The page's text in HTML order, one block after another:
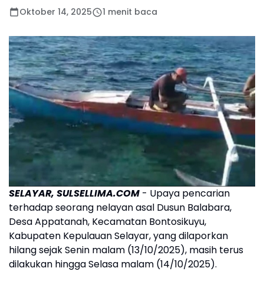
Oktober 14, 2025 1 menit baca
SELAYAR, SULSELLIMA.COM - Upaya pencarian
terhadap seorang nelayan asal Dusun Balabara,
Desa Appatanah, Kecamatan Bontosikuyu,
Kabupaten Kepulauan Selayar, yang dilaporkan
hilang sejak Senin malam (13/10/2025), masih terus
dilakukan hingga Selasa malam (14/10/2025).